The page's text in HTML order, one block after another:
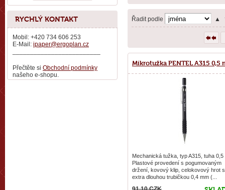
Řadit podle ▲
Mikrotužka PENTEL A315 0,5
Mechanická tužka, typ A315, tuha 0,5
Plastové provedení s pogumovaným
držení, kovový klip, celokovový hrot s
extra dlouhou trubičkou 0,4 mm (...
RYCHLÝ KONTAKT
Mobil: +420 734 606 253
E-Mail: ipaper@ergoplan.cz
Přečtěte si Obchodní podmínky
našeho e-shopu.